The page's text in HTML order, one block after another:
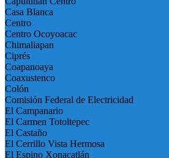
Casa Blanca
Centro
Centro Ocoyoacac
Chimaliapan
Ciprés
Coapanoaya
Coaxustenco
Colón
Comisión Federal de Electricidad
El Campanario
El Carmen Totoltepec
El Castaño
El Cerrillo Vista Hermosa
El Espino Xonacatlán